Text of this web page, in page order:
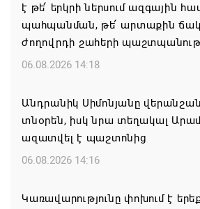
է թե՛ երկրի ներսում ազգային
պահպանման, թե՛ արտաքին
ժողովրդի շահերի
06.08.2026 14:18
Անդրանիկ Սիմոնյանը
տնօրեն, իսկ նրա տեղակալ
ազատվել է պաշտոնից
06.08.2026 14:16
Կառավարությունը փոխում է